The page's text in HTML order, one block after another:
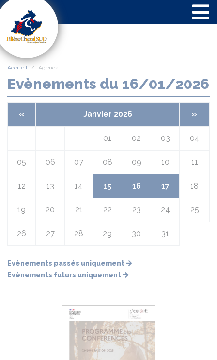
Accueil Agenda
Evènements du 16/01/2026
« Janvier 2026 »
01 02 03 04
05 06 07 08 09 10 11
12 13 14 15 16 17 18
19 20 21 22 23 24 25
26 27 28 29 30 31
Evènements passés uniquement
Evènements futurs uniquement
Panneau de gestion des cookies